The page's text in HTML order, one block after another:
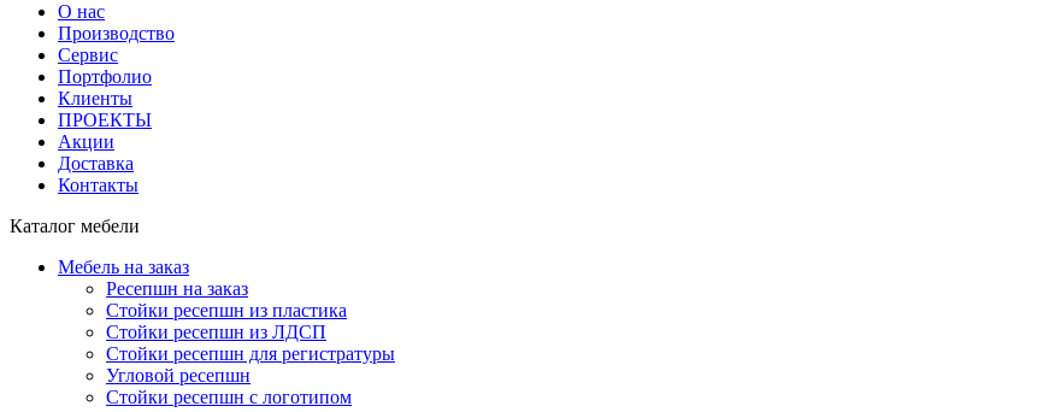
О нас
Производство
Сервис
Портфолио
Клиенты
ПРОЕКТЫ
Акции
Доставка
Контакты
Каталог мебели
Мебель на заказ
Ресепшн на заказ
Стойки ресепшн из пластика
Стойки ресепшн из ЛДСП
Стойки ресепшн для регистратуры
Угловой ресепшн
Стойки ресепшн с логотипом